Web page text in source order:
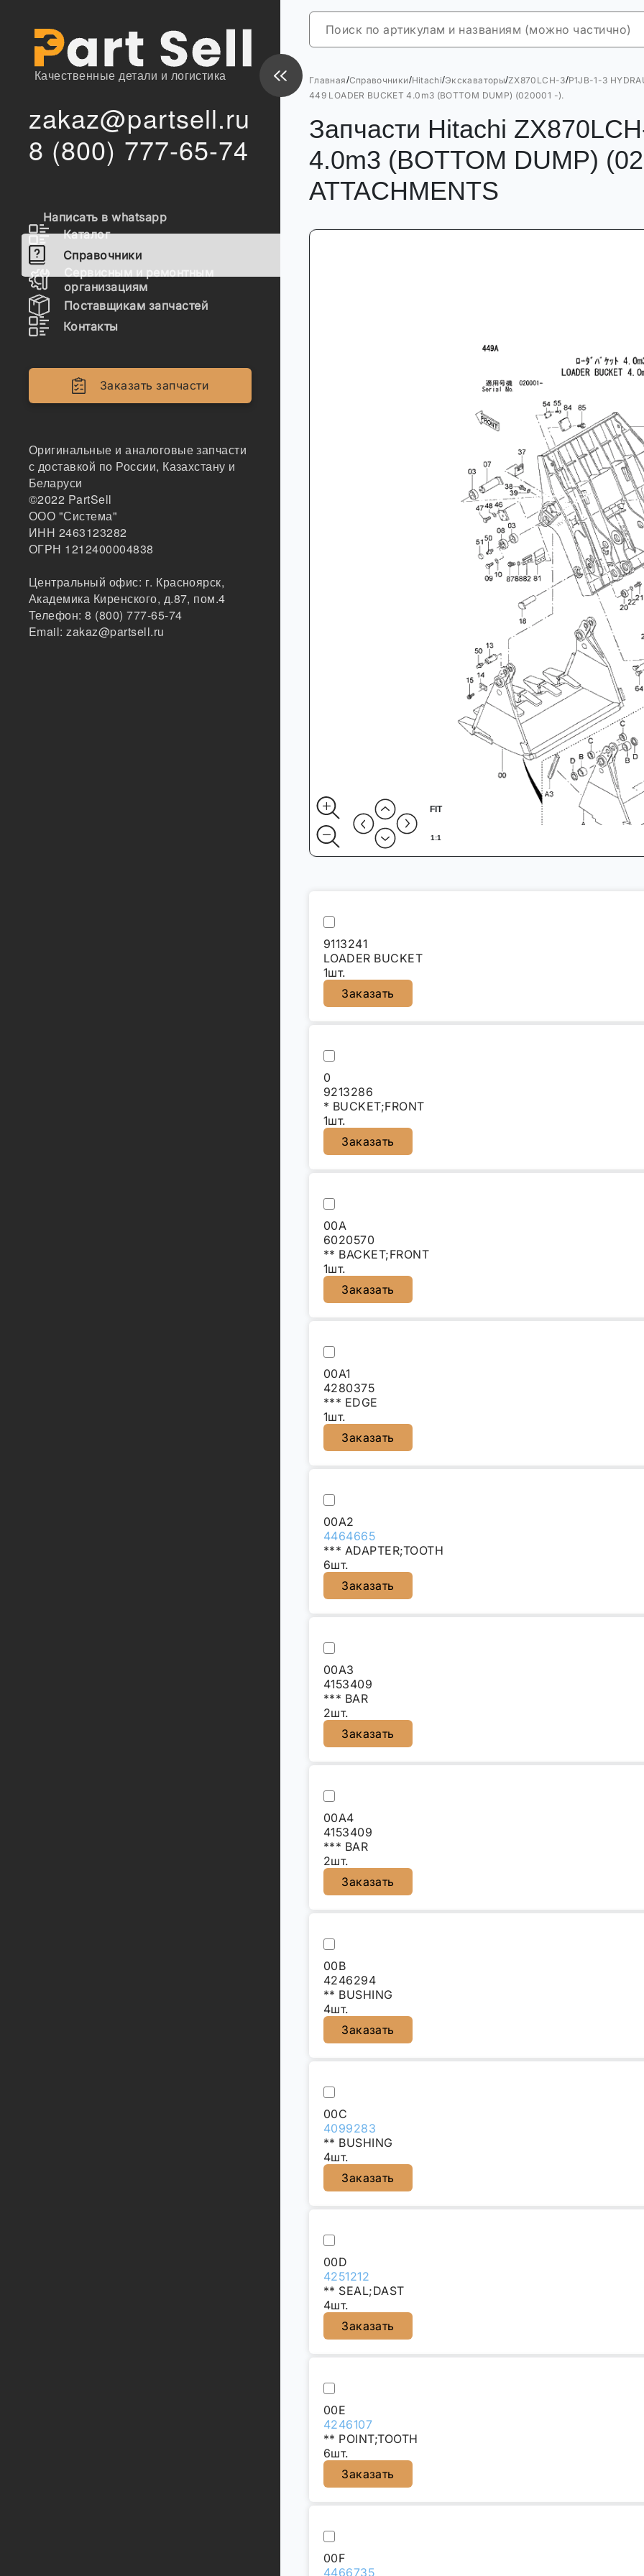
Качественные детали и логистика
zakaz@partsell.ru
8 (800) 777-65-74
Написать в whatsapp
Каталог
Справочники
Сервисным и ремонтным
организациям
Поставщикам запчастей
Контакты
Заказать запчасти
Оригинальные и аналоговые запчасти
с доставкой по России, Казахстану и
Беларуси
©2022 PartSell
ООО "Система"
ИНН 2463123282
ОГРН 1212400004838
Центральный офис: г. Красноярск,
Академика Киренского, д.87, пом.4
Телефон:8 (800) 777-65-74
Email:zakaz@partsell.ru
Главная/Справочники/Hitachi/Экскаваторы/ZX870LCH-3/P1JB-1-3
449 LOADER BUCKET 4.0m3 (BOTTOM DUMP) (020001 -).
Запчасти Hitachi
4.0m3 (BOTTOM DUMP)
ATTACHMENTS
FIT
1:1
9113241
LOADER BUCKET
1шт.
Заказать
0
9213286
* BUCKET;FRONT
1шт.
Заказать
00A
6020570
** BACKET;FRONT
1шт.
Заказать
00A1
4280375
*** EDGE
1шт.
Заказать
00A2
4464665
*** ADAPTER;TOOTH
6шт.
Заказать
00A3
4153409
*** BAR
2шт.
Заказать
00A4
4153409
*** BAR
2шт.
Заказать
00B
4246294
** BUSHING
4шт.
Заказать
00C
4099283
** BUSHING
4шт.
Заказать
00D
4251212
** SEAL;DAST
4шт.
Заказать
00E
4246107
** POINT;TOOTH
6шт.
Заказать
00F
4466735